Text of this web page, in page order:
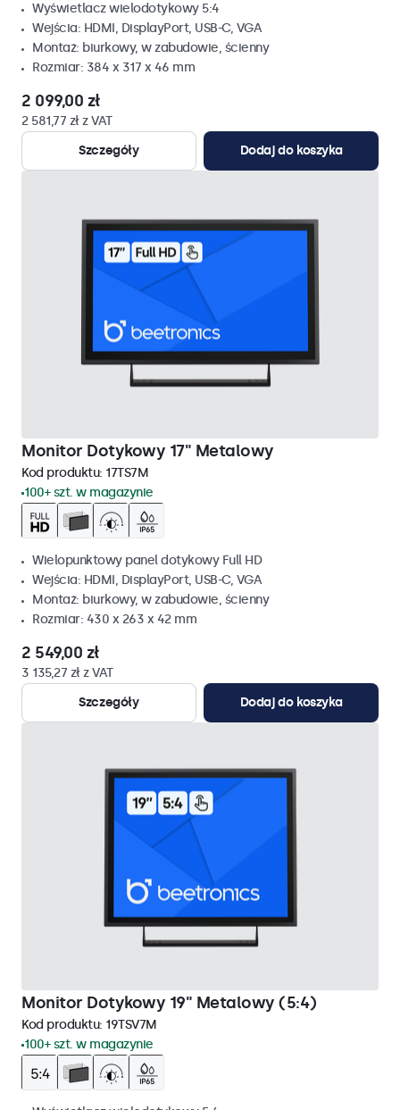
Wyświetlacz wielodotykowy 5:4
Wejścia: HDMI, DisplayPort, USB-C, VGA
Montaż: biurkowy, w zabudowie, ścienny
Rozmiar: 384 x 317 x 46 mm
2 099,00 zł
2 581,77 zł z VAT
Szczegóły
Dodaj do koszyka
Monitor Dotykowy 17" Metalowy
Kod produktu: 17TS7M
100+ szt. w magazynie
Wielopunktowy panel dotykowy Full HD
Wejścia: HDMI, DisplayPort, USB-C, VGA
Montaż: biurkowy, w zabudowie, ścienny
Rozmiar: 430 x 263 x 42 mm
2 549,00 zł
3 135,27 zł z VAT
Szczegóły
Dodaj do koszyka
Monitor Dotykowy 19" Metalowy (5:4)
Kod produktu: 19TSV7M
100+ szt. w magazynie